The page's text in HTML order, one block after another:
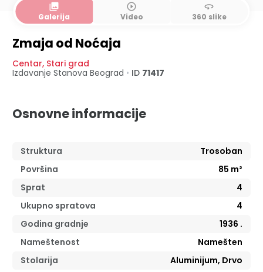
collections
Galerija
play_circle_outline
Video
360
360 slike
Zmaja od Noćaja
Centar, Stari grad
Izdavanje Stanova Beograd • ID 71417
Osnovne informacije
Struktura
Trosoban
Površina
85 m²
Sprat
4
Ukupno spratova
4
Godina gradnje
1936 .
Nameštenost
Namešten
Stolarija
Aluminijum, Drvo